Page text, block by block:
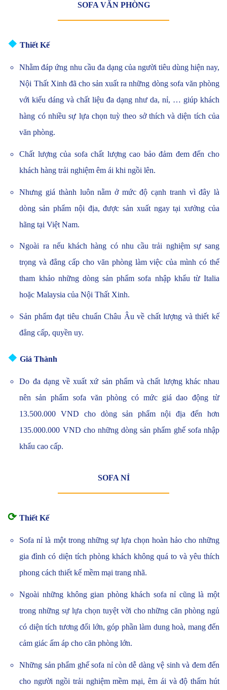
SOFA VĂN PHÒNG
❖ Thiết Kế
Nhằm đáp ứng nhu cầu đa dạng của người tiêu dùng hiện nay,
Nội Thất Xinh đã cho sản xuất ra những dòng sofa văn phòng
với kiểu dáng và chất liệu đa dạng như da, nỉ, … giúp khách
hàng có nhiều sự lựa chọn tuỳ theo sở thích và diện tích của
văn phòng.
Chất lượng của sofa chất lượng cao bảo đảm đem đến cho
khách hàng trải nghiệm êm ái khi ngồi lên.
Nhưng giá thành luôn nằm ở mức độ cạnh tranh vì đây là
dòng sản phẩm nội địa, được sản xuất ngay tại xưởng của
hãng tại Việt Nam.
Ngoài ra nếu khách hàng có nhu cầu trải nghiệm sự sang
trọng và đẳng cấp cho văn phòng làm việc của mình có thể
tham khảo những dòng sản phẩm sofa nhập khẩu từ Italia
hoặc Malaysia của Nội Thất Xinh.
Sản phẩm đạt tiêu chuẩn Châu Âu về chất lượng và thiết kế
đẳng cấp, quyền uy.
❖ Giá Thành
Do đa dạng về xuất xứ sản phẩm và chất lượng khác nhau
nên sản phẩm sofa văn phòng có mức giá dao động từ
13.500.000 VND cho dòng sản phẩm nội địa đến hơn
135.000.000 VND cho những dòng sản phẩm ghế sofa nhập
khẩu cao cấp.
SOFA NỈ
⟳ Thiết Kế
Sofa nỉ là một trong những sự lựa chọn hoàn hảo cho những
gia đình có diện tích phòng khách không quá to và yêu thích
phong cách thiết kế mềm mại trang nhã.
Ngoài những không gian phòng khách sofa nỉ cũng là một
trong những sự lựa chọn tuyệt vời cho những căn phòng ngủ
có diện tích tương đối lớn, góp phần làm dung hoà, mang đến
cảm giác ấm áp cho căn phòng lớn.
Những sản phẩm ghế sofa nỉ còn dễ dàng vệ sinh và đem đến
cho người ngồi trải nghiệm mềm mại, êm ái và độ thấm hút